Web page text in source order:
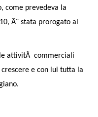
come prevedeva la
Ã¨ stata prorogato al
attivitÃ commerciali
e con lui tutta la